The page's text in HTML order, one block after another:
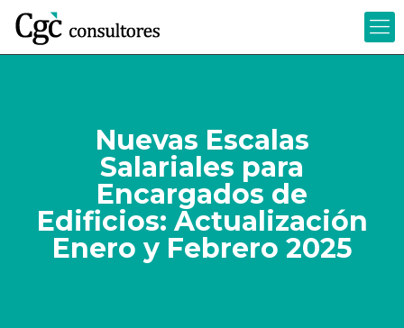
Nuevas Escalas
Salariales para
Encargados de
Edificios: Actualización
Enero y Febrero 2025